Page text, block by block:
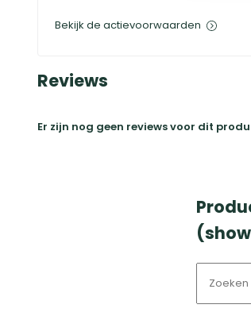
Bekijk de actievoorwaarden
Reviews
Er zijn nog geen reviews voor dit